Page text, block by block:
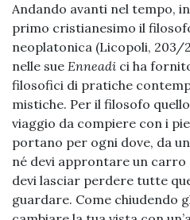
Andando avanti nel tempo,
primo cristianesimo il
neoplatonica (Licopoli, 203/
nelle sue Enneadi ci ha
filosofici di pratiche
mistiche. Per il filosofo
viaggio da compiere con i
portano per ogni dove, da
né devi approntare un carro
devi lasciar perdere tutte
guardare. Come chiudendo